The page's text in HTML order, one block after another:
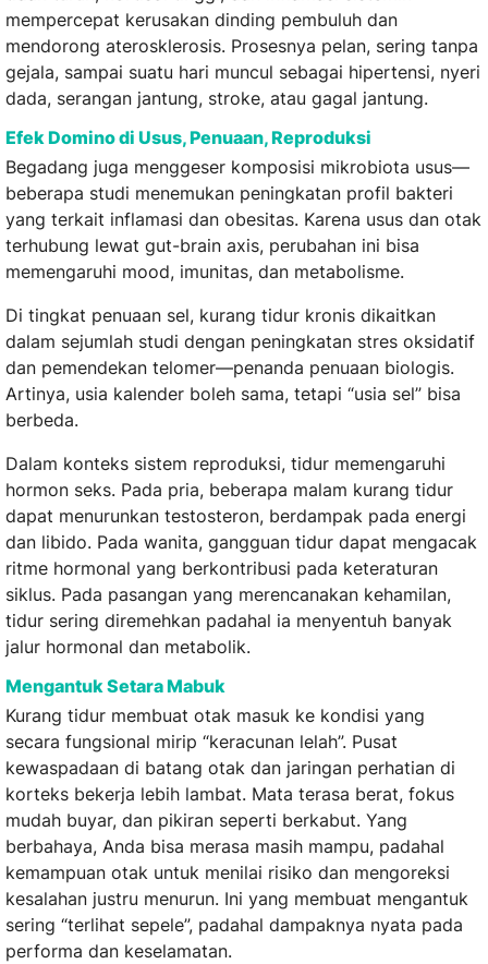
mempercepat kerusakan dinding pembuluh dan
mendorong aterosklerosis. Prosesnya pelan, sering tanpa
gejala, sampai suatu hari muncul sebagai hipertensi, nyeri
dada, serangan jantung, stroke, atau gagal jantung.
Efek Domino di Usus, Penuaan, Reproduksi
Begadang juga menggeser komposisi mikrobiota usus—
beberapa studi menemukan peningkatan profil bakteri
yang terkait inflamasi dan obesitas. Karena usus dan otak
terhubung lewat gut-brain axis, perubahan ini bisa
memengaruhi mood, imunitas, dan metabolisme.
Di tingkat penuaan sel, kurang tidur kronis dikaitkan
dalam sejumlah studi dengan peningkatan stres oksidatif
dan pemendekan telomer—penanda penuaan biologis.
Artinya, usia kalender boleh sama, tetapi “usia sel” bisa
berbeda.
Dalam konteks sistem reproduksi, tidur memengaruhi
hormon seks. Pada pria, beberapa malam kurang tidur
dapat menurunkan testosteron, berdampak pada energi
dan libido. Pada wanita, gangguan tidur dapat mengacak
ritme hormonal yang berkontribusi pada keteraturan
siklus. Pada pasangan yang merencanakan kehamilan,
tidur sering diremehkan padahal ia menyentuh banyak
jalur hormonal dan metabolik.
Mengantuk Setara Mabuk
Kurang tidur membuat otak masuk ke kondisi yang
secara fungsional mirip “keracunan lelah”. Pusat
kewaspadaan di batang otak dan jaringan perhatian di
korteks bekerja lebih lambat. Mata terasa berat, fokus
mudah buyar, dan pikiran seperti berkabut. Yang
berbahaya, Anda bisa merasa masih mampu, padahal
kemampuan otak untuk menilai risiko dan mengoreksi
kesalahan justru menurun. Ini yang membuat mengantuk
sering “terlihat sepele”, padahal dampaknya nyata pada
performa dan keselamatan.